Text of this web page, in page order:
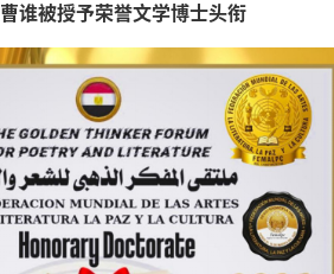
谁被授予荣誉文学博士头衔